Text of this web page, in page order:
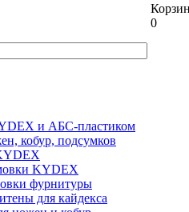
0
и АБС-пластиком
кобур, подсумков
KYDEX
фурнитуры
для кайдекса